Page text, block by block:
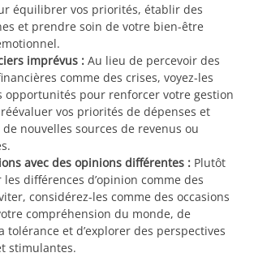
équilibrer vos priorités, établir des
et prendre soin de votre bien-être
imprévus : Au lieu de percevoir des
comme des crises, voyez-les
opportunités pour renforcer votre gestion
vos priorités de dépenses et
nouvelles sources de revenus ou
avec des opinions différentes : Plutôt
différences d’opinion comme des
considérez-les comme des occasions
compréhension du monde, de
tolérance et d’explorer des perspectives
stimulantes.